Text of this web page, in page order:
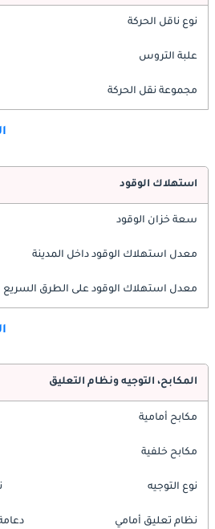
نوع ناقل الحركة
علبة التروس
مجموعة نقل الحركة
استهلاك الوقود
سعة خزان الوقود
معدل استهلاك الوقود داخل المدينة
معدل استهلاك الوقود على الطرق السريع
المكابح، التوجيه ونظام التعليق
مكابح أمامية
مكابح خلفية
نوع التوجيه
نظام تعليق أمامي